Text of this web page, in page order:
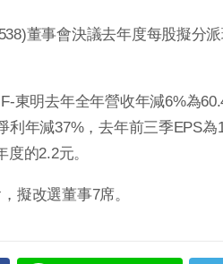
董事會決議去年度每股擬分
東明去年全年營收年減6%為
年減37%，去年前三季EPS為
的2.2元。
擬改選董事7席。